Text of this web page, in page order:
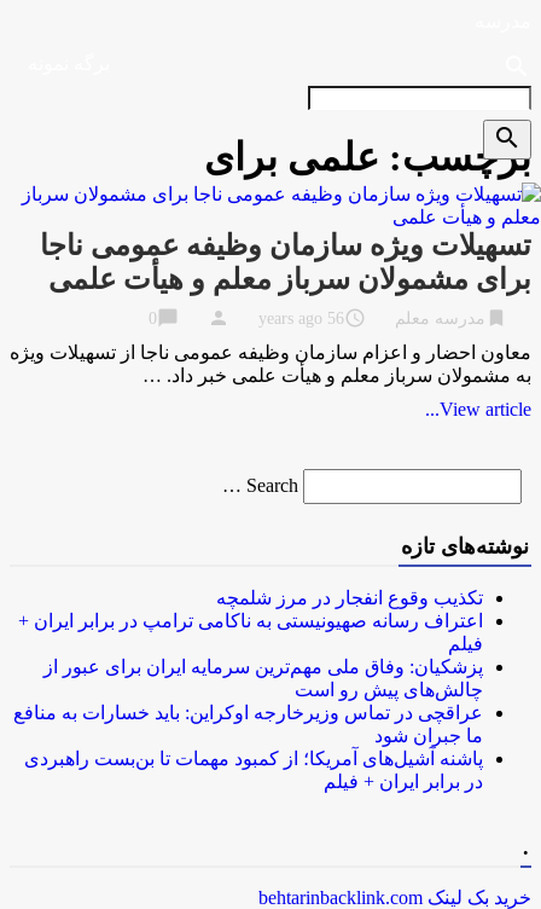
برچسب: علمی برای
تسهیلات ویژه سازمان وظیفه عمومی ناجا
برای مشمولان سرباز معلم و هیأت علمی
مدرسه معلم access_time
56 years ago
person
chat_bubble
معاون احضار و اعزام سازمان وظیفه عمومی ناجا از تسهیلات ویژه
به مشمولان سرباز معلم و هیأت علمی خبر داد. …
View article...
for
Search …
search
نوشته‌های تازه
تکذیب وقوع انفجار در مرز شلمچه
اعتراف رسانه صهیونیستی به ناکامی ترامپ در برابر ایران +
فیلم
پزشکیان: وفاق ملی مهم‌ترین سرمایه ایران برای عبور از
چالش‌های پیش رو است
عراقچی در تماس وزیرخارجه اوکراین: باید خسارات به منافع
ما جبران شود
پاشنه آشیل‌های آمریکا؛ از کمبود مهمات تا بن‌بست راهبردی
در برابر ایران + فیلم
خرید بک لینک behtarinbacklink.com